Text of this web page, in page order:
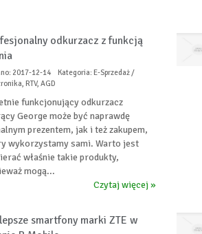
odkurzacz z funkcją
2017-12-14
Kategoria: E-Sprzedaż /
RTV, AGD
funkcjonujący odkurzacz
George może być naprawdę
prezentem, jak i też zakupem,
wykorzystamy sami. Warto jest
właśnie takie produkty,
mogą...
Czytaj więcej »
smartfony marki ZTE w